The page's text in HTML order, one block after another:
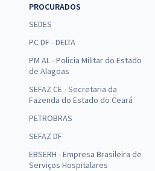
PROCURADOS
SEDES
PC DF - DELTA
PM AL - Polícia Militar do Estado
de Alagoas
SEFAZ CE - Secretaria da
Fazenda do Estado do Ceará
PETROBRAS
SEFAZ DF
EBSERH - Empresa Brasileira de
Serviços Hospitalares